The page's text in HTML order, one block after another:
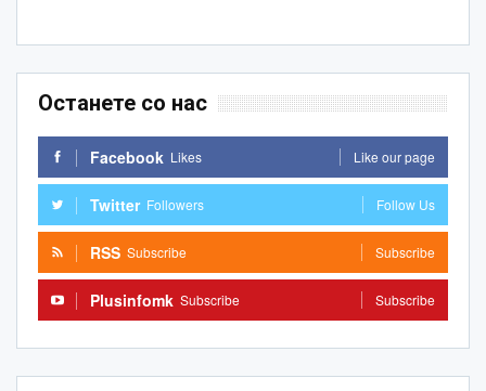
Останете со нас
Facebook Likes Like our page
Twitter Followers Follow Us
RSS Subscribe Subscribe
Plusinfomk Subscribe Subscribe